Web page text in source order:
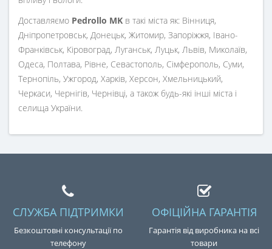
Доставляємо Pedrollo MK в такі міста як: Вінниця,
Дніпропетровськ, Донецьк, Житомир, Запоріжжя, Івано-
Франківськ, Кіровоград, Луганськ, Луцьк, Львів, Миколаїв,
Одеса, Полтава, Рівне, Севастополь, Сімферополь, Суми,
Тернопіль, Ужгород, Харків, Херсон, Хмельницький,
Черкаси, Чернігів, Чернівці, а також будь-які інші міста і
селища України.
СЛУЖБА ПІДТРИМКИ
Безкоштовні консультації по
телефону
ОФІЦІЙНА ГАРАНТІЯ
Гарантія від виробника на всі
товари